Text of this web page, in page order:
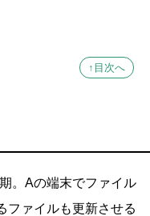
↑目次へ
。Aの端末でファイル
ファイルも更新させる